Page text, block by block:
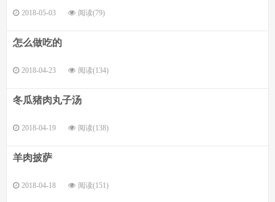
2018-05-03 阅读(79)
怎么做吃的
2018-04-23 阅读(134)
冬瓜猪肉丸子汤
2018-04-19 阅读(138)
羊肉披萨
2018-04-18 阅读(151)